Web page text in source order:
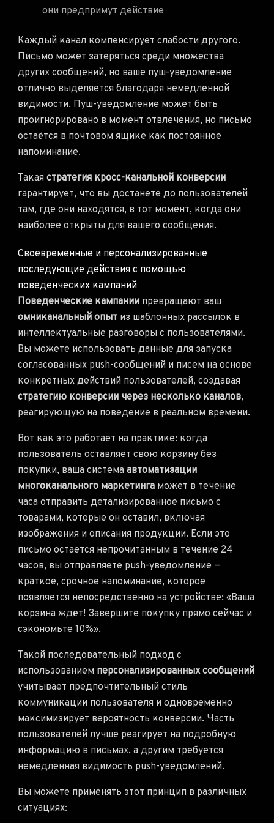
они предпримут действие
Каждый канал компенсирует слабости другого.
Письмо может затеряться среди множества
других сообщений, но ваше пуш-уведомление
отлично выделяется благодаря немедленной
видимости. Пуш-уведомление может быть
проигнорировано в момент отвлечения, но письмо
остаётся в почтовом ящике как постоянное
напоминание.
Такая стратегия кросс-канальной конверсии
гарантирует, что вы достанете до пользователей
там, где они находятся, в тот момент, когда они
наиболее открыты для вашего сообщения.
Своевременные и персонализированные
последующие действия с помощью
поведенческих кампаний
Поведенческие кампании превращают ваш
омниканальный опыт из шаблонных рассылок в
интеллектуальные разговоры с пользователями.
Вы можете использовать данные для запуска
согласованных push-сообщений и писем на основе
конкретных действий пользователей, создавая
стратегию конверсии через несколько каналов,
реагирующую на поведение в реальном времени.
Вот как это работает на практике: когда
пользователь оставляет свою корзину без
покупки, ваша система автоматизации
многоканального маркетинга может в течение
часа отправить детализированное письмо с
товарами, которые он оставил, включая
изображения и описания продукции. Если это
письмо остается непрочитанным в течение 24
часов, вы отправляете push-уведомление —
краткое, срочное напоминание, которое
появляется непосредственно на устройстве: «Ваша
корзина ждёт! Завершите покупку прямо сейчас и
сэкономьте 10%».
Такой последовательный подход с
использованием персонализированных сообщений
учитывает предпочтительный стиль
коммуникации пользователя и одновременно
максимизирует вероятность конверсии. Часть
пользователей лучше реагирует на подробную
информацию в письмах, а другим требуется
немедленная видимость push-уведомлений.
Вы можете применять этот принцип в различных
ситуациях: